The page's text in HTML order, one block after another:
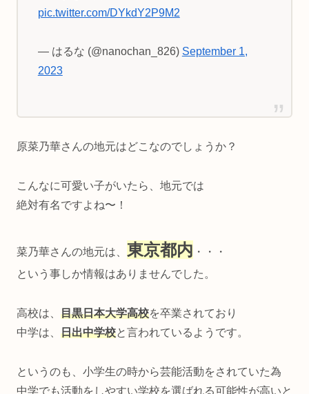
pic.twitter.com/DYkdY2P9M2
— はるな (@nanochan_826) September 1,
2023
原菜乃華さんの地元はどこなのでしょうか？
こんなに可愛い子がいたら、地元では
絶対有名ですよね〜！
菜乃華さんの地元は、 東京都内 ・・・
という事しか情報はありませんでした。
高校は、 目黒日本大学高校を卒業されており
中学は、 日出中学校と言われているようです。
というのも、小学生の時から芸能活動をされていた為
中学でも活動をしやすい学校を選ばれる可能性が高いと